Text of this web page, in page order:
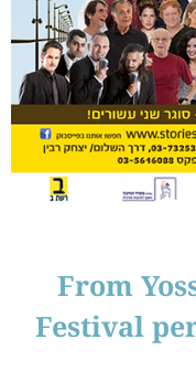
From
Festival